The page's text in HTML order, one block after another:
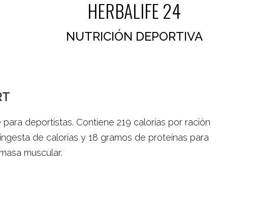
HERBALIFE 24
NUTRICIÓN DEPORTIVA
deportistas. Contiene 219 calorías por ración
de calorías y 18 gramos de proteínas para
muscular.